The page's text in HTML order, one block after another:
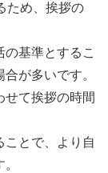
ため、挨拶の
基準とするこ
が多いです。
せて挨拶の時間
ことで、より自